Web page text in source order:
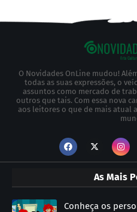
O Novidades OnLine mudou!
todas as suas expressões, o
assuntos como mercado de
outros que tais. Com essa nova
aos leitores o que de mais atual
As Mais
Conheça os